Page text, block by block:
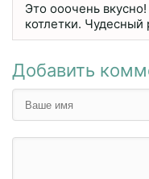
Это ооочень
котлетки. Чудесный
Добавить